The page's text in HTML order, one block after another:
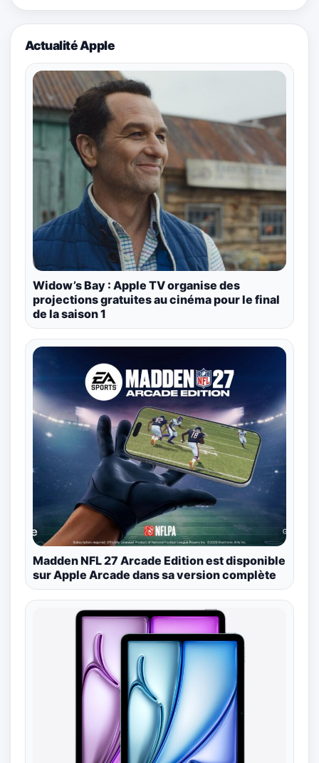
Actualité Apple
Widow’s Bay : Apple TV organise des
projections gratuites au cinéma pour le final
de la saison 1
Madden NFL 27 Arcade Edition est disponible
sur Apple Arcade dans sa version complète